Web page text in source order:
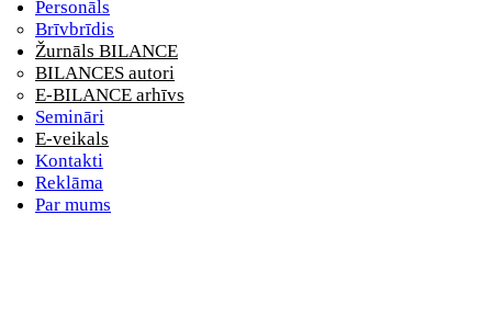
Personāls
Brīvbrīdis
Žurnāls BILANCE
BILANCES autori
E-BILANCE arhīvs
Semināri
E-veikals
Kontakti
Reklāma
Par mums